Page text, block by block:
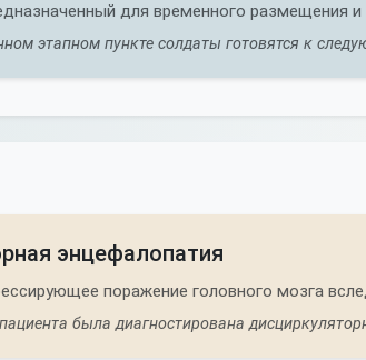
для временного размещения
этапном пункте солдаты готовятся к
энцефалопатия
поражение головного мозга
была диагностирована